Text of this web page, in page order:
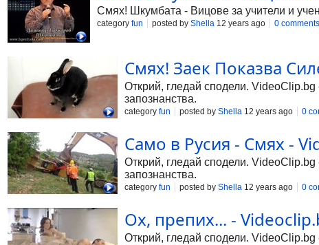
Смях! Шкумбата - Вицове за учители и
category fun posted by Shella 12 years ago 0 comments
Смях! Заек Показва
Открий, гледай сподели. VideoClip.bg
запознанства.
category fun posted by Shella 12 years ago 0
Само в Русия - Смях -
Открий, гледай сподели. VideoClip.bg
запознанства.
category fun posted by Shella 12 years ago 0
Ох, препих... -
Открий, гледай сподели. VideoClip.bg